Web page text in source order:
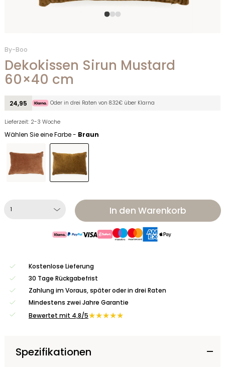
By-Boo
Dekokissen Sirun Mustard
60×40 cm
24,95 Oder in drei Raten von 8.32€ über Klarna
Lieferzeit: 2-3 Woche
Wählen Sie eine Farbe - Braun
In den Warenkorb
Kostenlose Lieferung
30 Tage Rückgabefrist
Zahlung im Voraus, später oder in drei Raten
Mindestens zwei Jahre Garantie
Bewertet mit 4,8/5★★★★★
Spezifikationen